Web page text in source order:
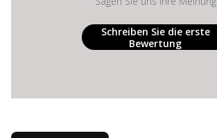
Schreiben Sie die erste
Bewertung